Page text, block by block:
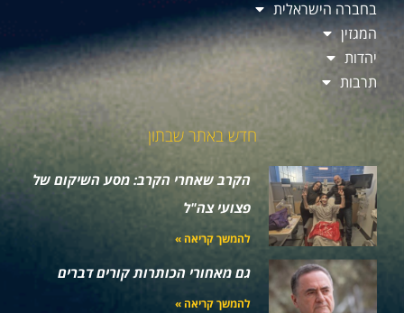
בחברה הישראלית
המגזין
יהדות
תרבות
חדש באתר שבתון
הקרב שאחרי הקרב: מסע השיקום של
פצועי צה"ל
להמשך קריאה »
גם מאחורי הכותרות קורים דברים
להמשך קריאה »